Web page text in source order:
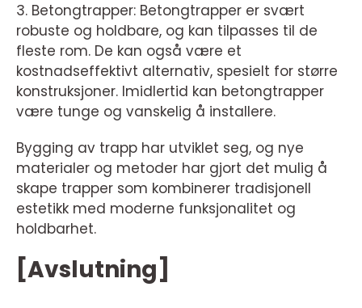
3. Betongtrapper: Betongtrapper er svært
robuste og holdbare, og kan tilpasses til de
fleste rom. De kan også være et
kostnadseffektivt alternativ, spesielt for større
konstruksjoner. Imidlertid kan betongtrapper
være tunge og vanskelig å installere.
Bygging av trapp har utviklet seg, og nye
materialer og metoder har gjort det mulig å
skape trapper som kombinerer tradisjonell
estetikk med moderne funksjonalitet og
holdbarhet.
[Avslutning]